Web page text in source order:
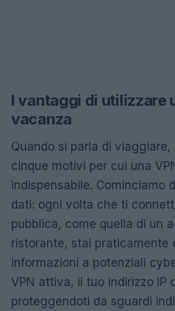
I vantaggi di utilizzare
vacanza
Quando si parla di
cinque motivi per cui una
indispensabile. Cominciamo
dati: ogni volta che ti
pubblica, come quella di un
ristorante, stai praticamente
informazioni a potenziali
VPN attiva, il tuo indirizzo IP
proteggendoti da sguardi